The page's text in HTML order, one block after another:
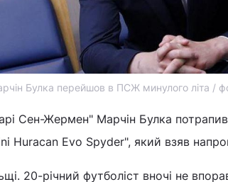
Булка перейшов в ПСЖ минулого літа /
Сен-Жермен" Марчін Булка
Huracan Evo Spyder", який взяв
20-річний футболіст вночі не